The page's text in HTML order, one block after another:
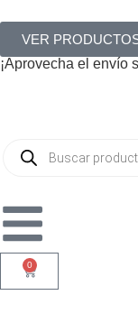
VER
¡Aprovecha el envío
0